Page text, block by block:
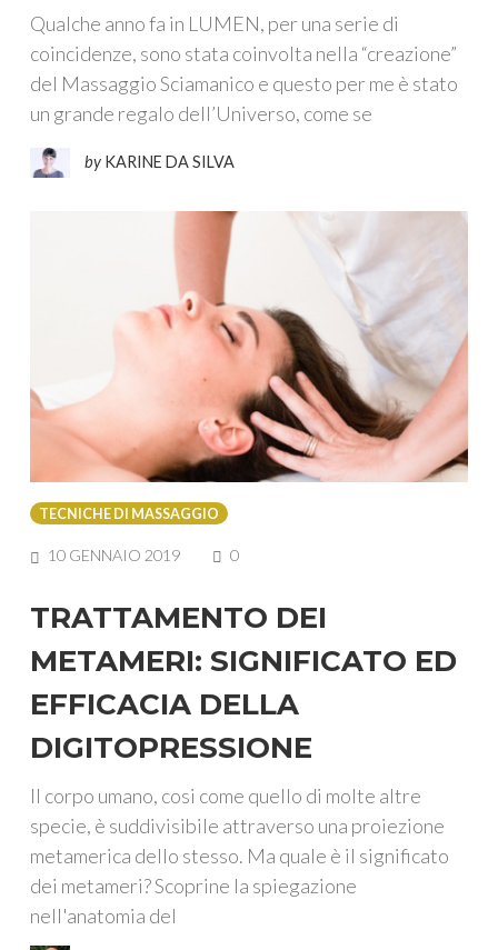
Qualche anno fa in LUMEN, per una serie di
coincidenze, sono stata coinvolta nella “creazione”
del Massaggio Sciamanico e questo per me è stato
un grande regalo dell’Universo, come se
by KARINE DA SILVA
TECNICHE DI MASSAGGIO
10 GENNAIO 2019 0COMMENTS
TRATTAMENTO DEI
METAMERI: SIGNIFICATO ED
EFFICACIA DELLA
DIGITOPRESSIONE
Il corpo umano, cosi come quello di molte altre
specie, è suddivisibile attraverso una proiezione
metamerica dello stesso. Ma quale è il significato
dei metameri? Scoprine la spiegazione
nell'anatomia del